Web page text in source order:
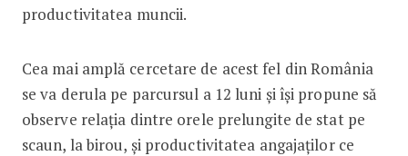
productivitatea muncii.
Cea mai amplă cercetare de acest fel din România
se va derula pe parcursul a 12 luni și își propune să
observe relația dintre orele prelungite de stat pe
scaun, la birou, și productivitatea angajaților ce